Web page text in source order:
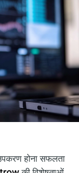
होना सफलता